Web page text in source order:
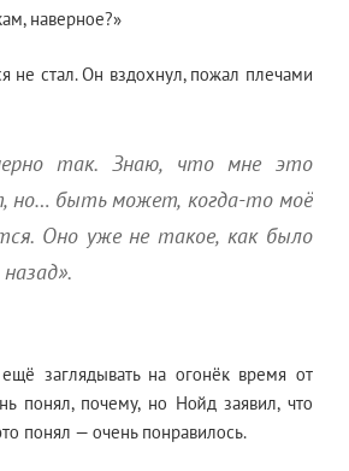
наверное?»
не стал. Он вздохнул, пожал плечами
так. Знаю, что мне это
но… быть может, когда-то моё
Оно уже не такое, как было
заглядывать на огонёк время от
понял, почему, но Нойд заявил, что
понял — очень понравилось.